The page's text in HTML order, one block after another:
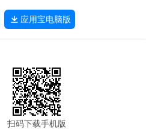
应用宝电脑版
扫码下载手机版